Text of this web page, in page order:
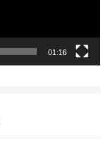
01:16